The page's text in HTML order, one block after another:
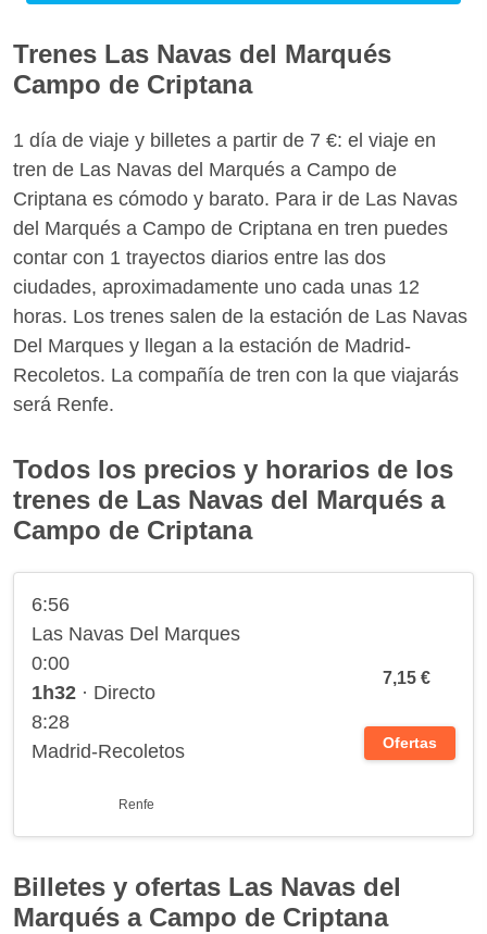
Trenes Las Navas del Marqués
Campo de Criptana
1 día de viaje y billetes a partir de 7 €: el viaje en
tren de Las Navas del Marqués a Campo de
Criptana es cómodo y barato. Para ir de Las Navas
del Marqués a Campo de Criptana en tren puedes
contar con 1 trayectos diarios entre las dos
ciudades, aproximadamente uno cada unas 12
horas. Los trenes salen de la estación de Las Navas
Del Marques y llegan a la estación de Madrid-
Recoletos. La compañía de tren con la que viajarás
será Renfe.
Todos los precios y horarios de los
trenes de Las Navas del Marqués a
Campo de Criptana
6:56
Las Navas Del Marques
0:00
1h32 · Directo
8:28
Madrid-Recoletos
Renfe
7,15 €
Ofertas
Billetes y ofertas Las Navas del
Marqués a Campo de Criptana